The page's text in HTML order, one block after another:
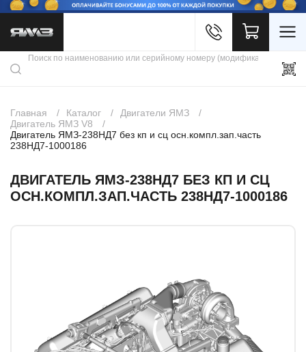
Каталог продукции
Скидки
Контакты
Главная Каталог
Двигатели ЯМЗ
Двигатель ЯМЗ V8
Двигатель ЯМЗ-238НД7 без кп и сц осн.компл.зап.часть
238НД7-1000186
ДВИГАТЕЛЬ ЯМЗ-238НД7 БЕЗ КП И СЦ
ОСН.КОМПЛ.ЗАП.ЧАСТЬ 238НД7-1000186